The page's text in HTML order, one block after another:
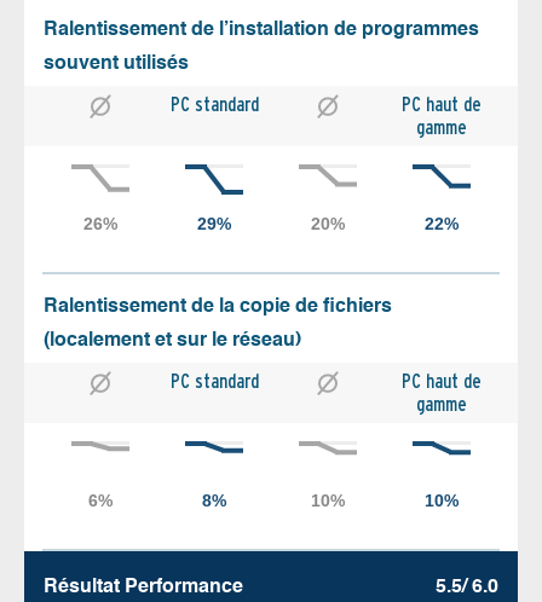
Ralentissement de l’installation de programmes
souvent utilisés
PC standard
PC haut de
gamme
Ralentissement de la copie de fichiers
(localement et sur le réseau)
PC standard
PC haut de
gamme
Résultat Performance 5.5/ 6.0